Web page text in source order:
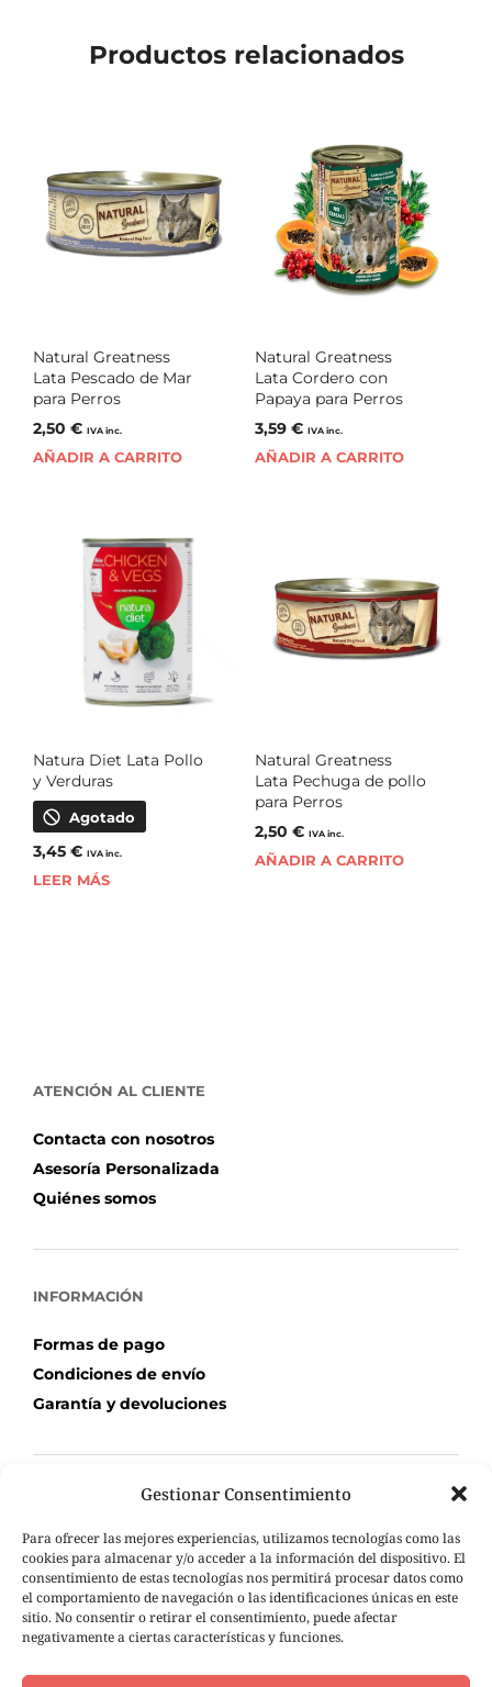
Gestionar Consentimiento
Para ofrecer las mejores experiencias, utilizamos tecnologías como las
cookies para almacenar y/o acceder a la información del dispositivo. El
consentimiento de estas tecnologías nos permitirá procesar datos como
el comportamiento de navegación o las identificaciones únicas en este
sitio. No consentir o retirar el consentimiento, puede afectar
negativamente a ciertas características y funciones.
Productos relacionados
Natural Greatness
Lata Pescado de Mar
para Perros
2,50 € IVA inc.
AÑADIR A CARRITO
Natural Greatness
Lata Cordero con
Papaya para Perros
3,59 € IVA inc.
AÑADIR A CARRITO
Natura Diet Lata Pollo
y Verduras
Agotado
3,45 € IVA inc.
LEER MÁS
Natural Greatness
Lata Pechuga de pollo
para Perros
2,50 € IVA inc.
AÑADIR A CARRITO
ATENCIÓN AL CLIENTE
Contacta con nosotros
Asesoría Personalizada
Quiénes somos
INFORMACIÓN
Formas de pago
Condiciones de envío
Garantía y devoluciones
Mi Cuenta
Carrito de compra
Seguimiento de pedidos